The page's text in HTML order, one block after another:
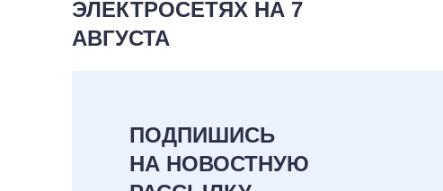
ЭЛЕКТРОСЕТЯХ НА 7
АВГУСТА
ПОДПИШИСЬ
НА НОВОСТНУЮ